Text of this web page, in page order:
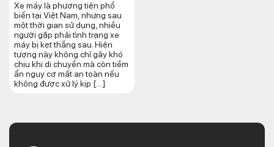
Xe máy là phương tiện phổ
biến tại Việt Nam, nhưng sau
một thời gian sử dụng, nhiều
người gặp phải tình trạng xe
máy bị kẹt thắng sau. Hiện
tượng này không chỉ gây khó
chịu khi di chuyển mà còn tiềm
ẩn nguy cơ mất an toàn nếu
không được xử lý kịp […]